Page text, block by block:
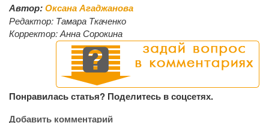
Автор:Оксана Агаджанова
Редактор: Тамара Ткаченко
Корректор:Анна Сорокина
Понравилась статья? Поделитесь в соцсетях.
Добавить комментарий